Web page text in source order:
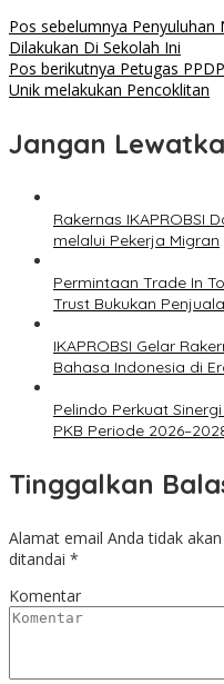
Pos sebelumnya Penyuluhan
Dilakukan Di Sekolah Ini
Pos berikutnya Petugas
Unik melakukan Pencoklitan
Jangan
Rakernas IKAPROBSI
melalui Pekerja Migran
Permintaan Trade In
Trust Bukukan
IKAPROBSI Gelar
Bahasa Indonesia di
Pelindo Perkuat
PKB Periode
Tinggalkan
Alamat email Anda tidak
ditandai *
Komentar